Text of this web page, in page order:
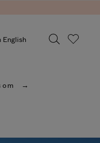
English